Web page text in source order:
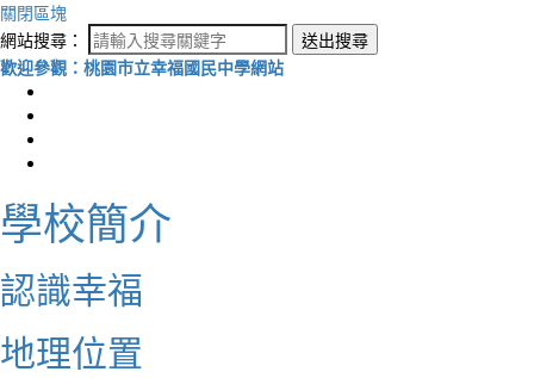
關閉區塊
網站搜尋：
送出搜尋
歡迎參觀：桃園市立幸福國民中學網站
學校簡介
認識幸福
地理位置